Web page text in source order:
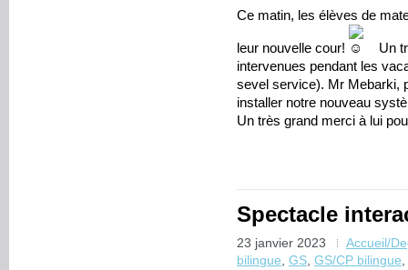
Ce matin, les élèves de
leur nouvelle cour!
Un
intervenues pendant les
sevel service). Mr Mebarki,
installer notre nouveau
Un très grand merci à lui
Spectacle
23 janvier 2023
Accueil/
bilingue, GS, GS/CP bilingue,